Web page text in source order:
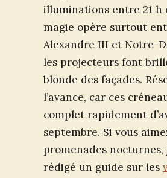
illuminations entre 21 h
magie opère surtout
Alexandre III et Notre-
les projecteurs font
blonde des façades.
l’avance, car ces
complet rapidement
septembre. Si vous
promenades nocturnes,
rédigé un guide sur les